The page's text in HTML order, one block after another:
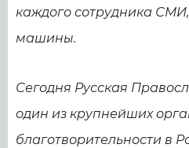
каждого сотрудника
машины.
Сегодня Русская
один из крупнейших
благотворительности в